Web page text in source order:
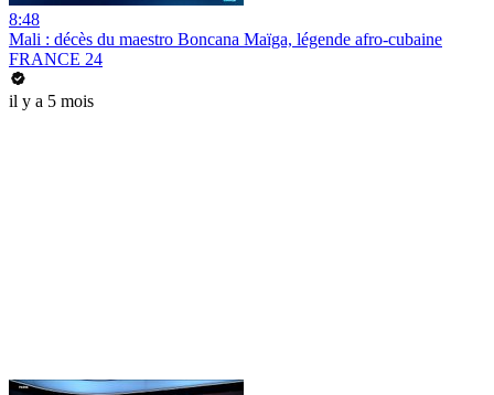
8:48
Mali : décès du maestro Boncana Maïga, légende afro-cubaine
FRANCE 24
il y a 5 mois